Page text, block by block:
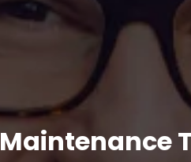
Maintenance